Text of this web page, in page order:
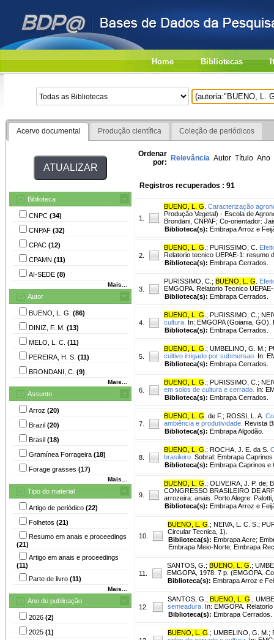
Home Bibliotecas
Acervo documental Produção científica Coleção de periódicos
Biblioteca
CNPC (34)
CNPAF (32)
CPAC (12)
CPAMN (11)
AI-SEDE (8)
Mais...
Autor
BUENO, L. G. (86)
DINIZ, F. M. (13)
MELO, L. C. (11)
PEREIRA, H. S. (11)
BRONDANI, C. (9)
Mais...
Assunto
Arroz (20)
Brazil (20)
Brasil (18)
Gramínea Forrageira (18)
Forage grasses (17)
Mais...
Tipo do material
Artigo de periódico (22)
Folhetos (21)
Resumo em anais e proceedings
(21)
Artigo em anais e proceedings
(11)
Parte de livro (11)
Mais...
Ano de publicação
2026 (2)
2025 (1)
Ordenar
por: Relevância Autor Título Ano
Registros recuperados : 91
1.
BUENO, L. G Caracterização
Produção Vegetal) - Escola de
Brondani, CNPAF; Co-orientador:
Biblioteca(s): Embrapa Arroz e
2.
BUENO, L. G ; PURISSIMO, C.
Relatorio tecnico UEPAE-1: resumo
Biblioteca(s): Embrapa Cerrados.
3.
PURISSIMO, C. ; BUENO, L. G
EMGOPA. Relatorio Tecnico
Biblioteca(s): Embrapa Cerrados.
4.
BUENO, L. G ; PURISSIMO, C. ;
cultura. In: EMGOPA (Goiania,
Biblioteca(s): Embrapa Cerrados.
5.
BUENO, L. G ; UMBELINO, G. M. ;
cultivo irrigado por submersao. In:
Biblioteca(s): Embrapa Cerrados.
6.
BUENO, L. G ; PURISSIMO, C. ;
em solos de cultura e cerrado. In:
Biblioteca(s): Embrapa Cerrados.
7.
BUENO, L. G . de F. ; ROSSI, L. A.
ambiência e produtividade. Revista
Biblioteca(s): Embrapa Algodão.
8.
BUENO, L. G ; ROCHA, J. E. da S.
brasileiro. Sobral: Embrapa
Biblioteca(s): Embrapa Caprinos e
9.
BUENO, L. G ; OLIVEIRA, J. P. de;
CONGRESSO BRASILEIRO DE
arrozeira: anais. Porto Alegre:
Biblioteca(s): Embrapa Arroz e
10.
BUENO, L. G ; NEIVA, L. C. S. ;
Circular Tecnica, 1).
Biblioteca(s): Embrapa Acre;
Embrapa Meio-Norte; Embrapa
11.
SANTOS, G. ; BUENO, L. G ;
EMGOPA, 1978. 7 p. (EMGOPA.
Biblioteca(s): Embrapa Arroz e
12.
SANTOS, G. ; BUENO, L. G ;
semeadura. In: EMGOPA.
Biblioteca(s): Embrapa Cerrados.
BUENO, L. G ; UMBELINO, G. M. ;